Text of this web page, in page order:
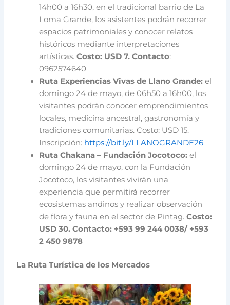
14h00 a 16h30, en el tradicional barrio de La
Loma Grande, los asistentes podrán recorrer
espacios patrimoniales y conocer relatos
históricos mediante interpretaciones
artísticas.Costo: USD 7. Contacto:
0962574640
Ruta Experiencias Vivas de Llano Grande: el
domingo 24 de mayo, de 06h50 a 16h00, los
visitantes podrán conocer emprendimientos
locales, medicina ancestral, gastronomía y
tradiciones comunitarias. Costo: USD 15.
Inscripción: https://bit.ly/LLANOGRANDE26
Ruta Chakana – Fundación Jocotoco: el
domingo 24 de mayo, con la Fundación
Jocotoco, los visitantes vivirán una
experiencia que permitirá recorrer
ecosistemas andinos y realizar observación
de flora y fauna en el sector de Pintag.Costo:
USD 30. Contacto: +593 99 244 0038/ +593
2 450 9878
La Ruta Turística de los Mercados